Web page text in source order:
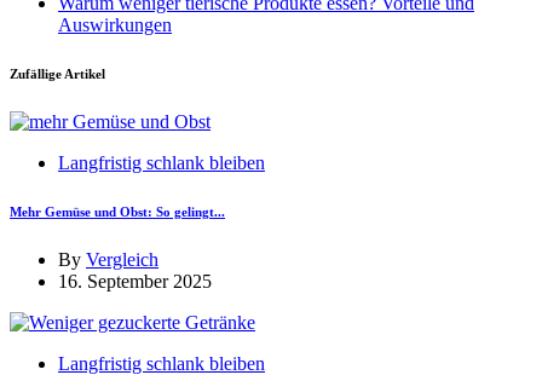
Auswirkungen
Zufällige Artikel
Langfristig schlank bleiben
Mehr Gemüse und Obst: So gelingt...
By Vergleich
16. September 2025
Langfristig schlank bleiben